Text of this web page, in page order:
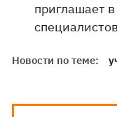
приглашает
Новости по теме: